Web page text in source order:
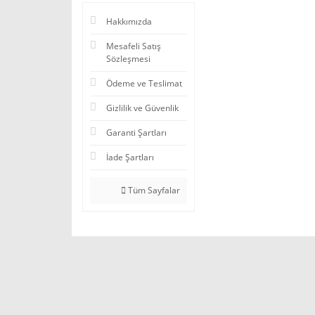
Hakkımızda
Mesafeli Satış
Sözleşmesi
Ödeme ve Teslimat
Gizlilik ve Güvenlik
Garanti Şartları
İade Şartları
Tüm Sayfalar